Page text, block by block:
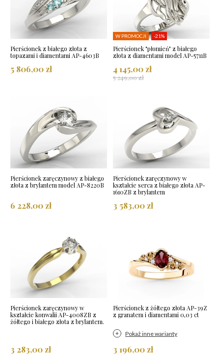
Pierścionek z białego złota z
topazami i diamentami AP-4603B
5 806,00 zł
W PROMOCJI -21%
Pierścionek "płomień" z białego
złota z diamentami model AP-5711B
4 145,00 zł
5 249,00 zł
Pierścionek zaręczynowy z białego
złota z brylantem model AP-8220B
6 228,00 zł
Pierścionek zaręczynowy w
kształcie serca z białego złota AP-
1610ZB z brylantem
3 583,00 zł
Pierścionek zaręczynowy w
kształcie konwalii AP-4008ZB z
żółtego i białego złota z brylantem.
3 283,00 zł
Pierścionek z żółtego złota AP-39Z
z granatem i diamentami 0,03 ct
Pokaż inne warianty
3 196,00 zł